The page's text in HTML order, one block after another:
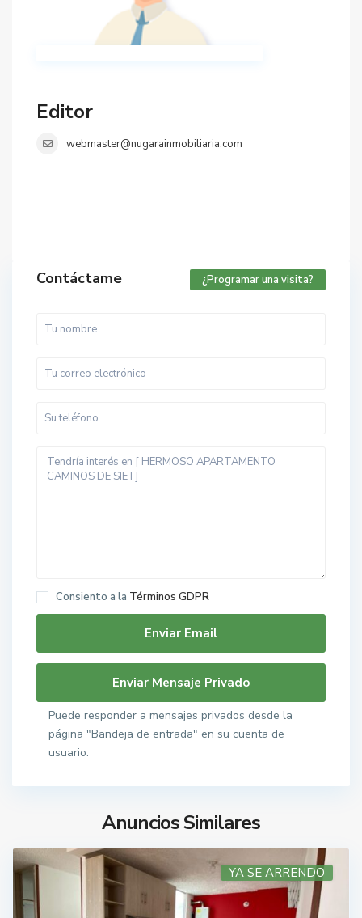
Editor
webmaster@nugarainmobiliaria.com
Contáctame ¿Programar una visita?
Consiento a la Términos GDPR
Puede responder a mensajes privados desde la
página "Bandeja de entrada" en su cuenta de
usuario.
Anuncios Similares
YA SE ARRENDO